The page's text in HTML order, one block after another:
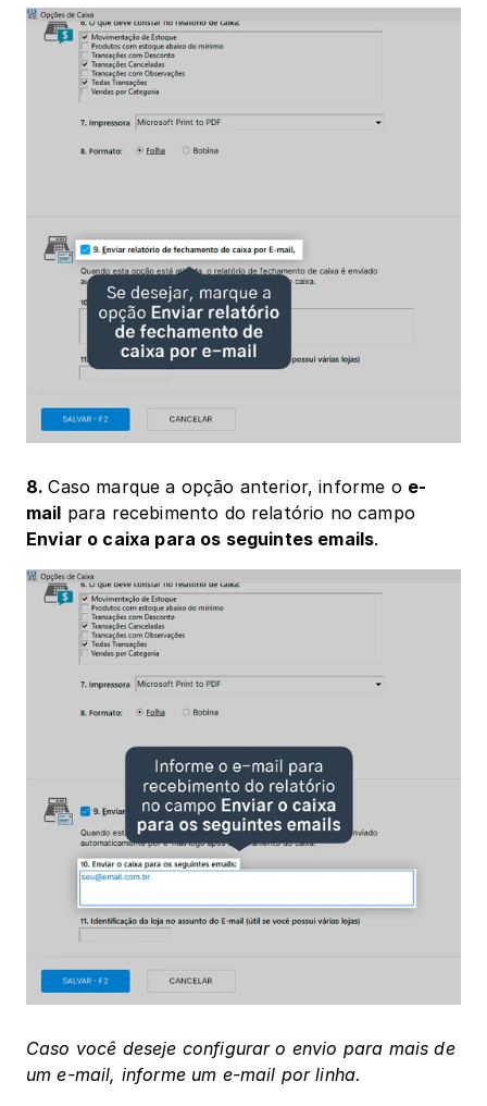
8. Caso marque a opção anterior, informe o e-
mail
Enviar o caixa para os seguintes emails.
Caso você deseje configurar o envio para mais de
um e-mail, informe um e-mail por linha.